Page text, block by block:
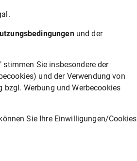
und der
Sie insbesondere der
und der Verwendung von
Werbung und Werbecookies
Sie Ihre Einwilligungen/Cookies